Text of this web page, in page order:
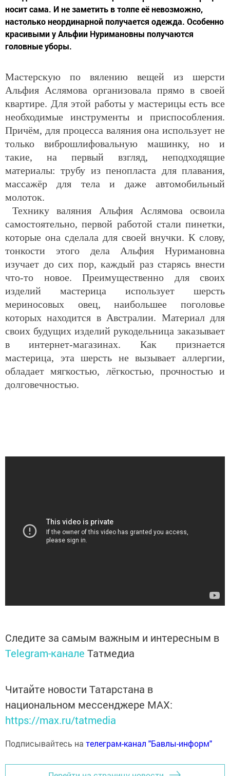
носит сама. И не заметить в толпе её невозможно,
настолько неординарной получается одежда. Особенно
красивыми у Альфии Нуримановны получаются
головные уборы.
Мастерскую по вялению вещей из шерсти
Альфия Аслямова организовала прямо в своей
квартире. Для этой работы у мастерицы есть все
необходимые инструменты и приспособления.
Причём, для процесса валяния она использует не
только виброшлифовальную машинку, но и
такие, на первый взгляд, неподходящие
материалы: трубу из пенопласта для плавания,
массажёр для тела и даже автомобильный
молоток.
Технику валяния Альфия Аслямова освоила
самостоятельно, первой работой стали пинетки,
которые она сделала для своей внучки. К слову,
тонкости этого дела Альфия Нуримановна
изучает до сих пор, каждый раз старясь внести
что-то новое. Преимущественно для своих
изделий мастерица использует шерсть
мериносовых овец, наибольшее поголовье
которых находится в Австралии. Материал для
своих будущих изделий рукодельница заказывает
в интернет-магазинах. Как признается
мастерица, эта шерсть не вызывает аллергии,
обладает мягкостью, лёгкостью, прочностью и
долговечностью.
Следите за самым важным и интересным в
Telegram-канале Татмедиа
Читайте новости Татарстана в
национальном мессенджере MАХ:
https://max.ru/tatmedia
Подписывайтесь на телеграм-канал "Бавлы-информ"